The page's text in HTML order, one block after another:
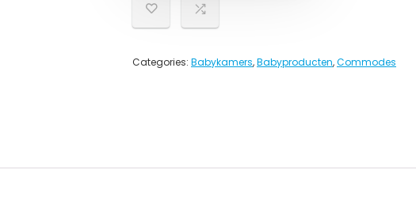
Categories: Babykamers,Babyproducten,Commodes